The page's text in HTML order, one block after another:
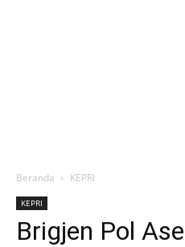
Beranda KEPRI
KEPRI
Brigjen Pol